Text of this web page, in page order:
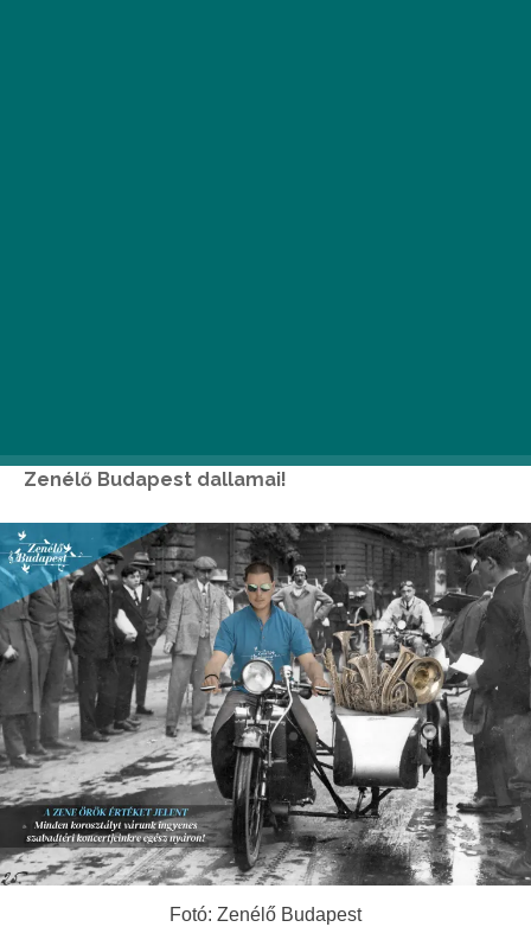
augusztus 8. között ismét felcsendülnek a
Zenélő Budapest dallamai!
Fotó: Zenélő Budapest